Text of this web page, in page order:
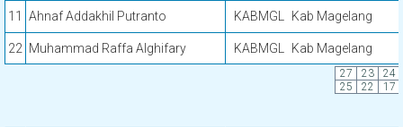
11 Ahnaf Addakhil Putranto KABMGL Kab Magelang
22 Muhammad Raffa Alghifary KABMGL Kab Magelang
27 23
24
25
22 17